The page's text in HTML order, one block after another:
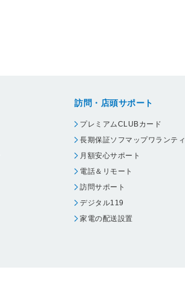
訪問・店頭サポート
プレミアムCLUBカード
長期保証ソフマップワランティ
月額安心サポート
電話＆リモート
訪問サポート
デジタル119
家電の配送設置